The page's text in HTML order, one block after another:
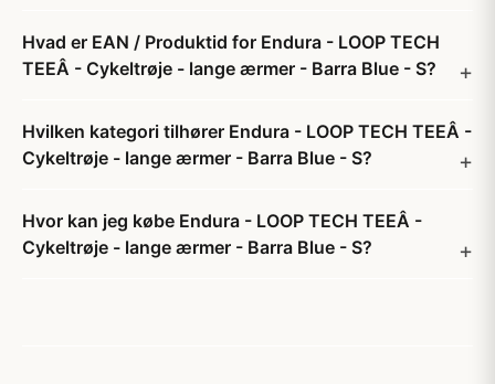
Hvad er EAN / Produktid for Endura - LOOP TECH
TEEÂ - Cykeltrøje - lange ærmer - Barra Blue - S?
Hvilken kategori tilhører Endura - LOOP TECH TEEÂ -
Cykeltrøje - lange ærmer - Barra Blue - S?
Hvor kan jeg købe Endura - LOOP TECH TEEÂ -
Cykeltrøje - lange ærmer - Barra Blue - S?